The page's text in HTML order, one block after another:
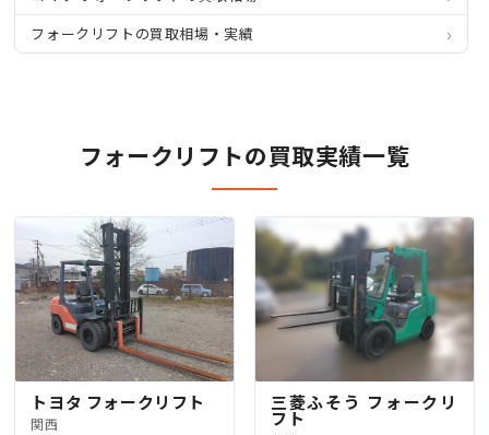
フォークリフトの買取相場・実績
フォークリフトの買取実績一覧
トヨタ フォークリフト
関西
三菱ふそう フォークリ
フト